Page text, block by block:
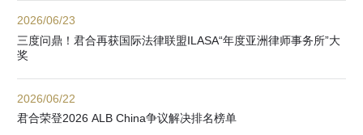
2026/06/23
三度问鼎！君合再获国际法律联盟ILASA“年度亚洲律师事务所”大
奖
2026/06/22
君合荣登2026 ALB China争议解决排名榜单